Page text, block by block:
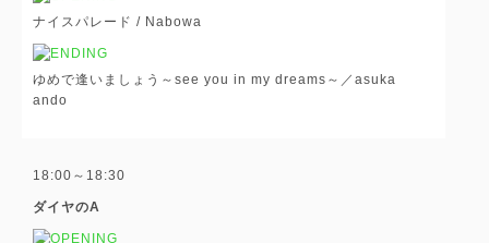
ナイスパレード / Nabowa
ゆめで逢いましょう～see you in my dreams～／asuka
ando
18:00～18:30
ダイヤのA